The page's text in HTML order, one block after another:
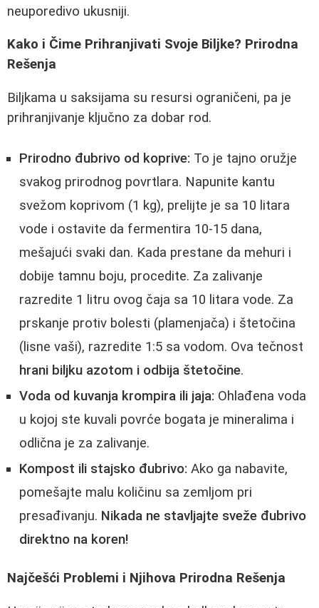
neuporedivo ukusniji.
Kako i Čime Prihranjivati Svoje Biljke? Prirodna
Rešenja
Biljkama u saksijama su resursi ograničeni, pa je
prihranjivanje ključno za dobar rod.
Prirodno đubrivo od koprive: To je tajno oružje
svakog prirodnog povrtlara. Napunite kantu
svežom koprivom (1 kg), prelijte je sa 10 litara
vode i ostavite da fermentira 10-15 dana,
mešajući svaki dan. Kada prestane da mehuri i
dobije tamnu boju, procedite. Za zalivanje
razredite 1 litru ovog čaja sa 10 litara vode. Za
prskanje protiv bolesti (plamenjača) i štetočina
(lisne vaši), razredite 1:5 sa vodom. Ova tečnost
hrani biljku azotom i odbija štetočine.
Voda od kuvanja krompira ili jaja: Ohlađena voda
u kojoj ste kuvali povrće bogata je mineralima i
odlična je za zalivanje.
Kompost ili stajsko đubrivo: Ako ga nabavite,
pomešajte malu količinu sa zemljom pri
presađivanju. Nikada ne stavljajte sveže đubrivo
direktno na koren!
Najčešći Problemi i Njihova Prirodna Rešenja